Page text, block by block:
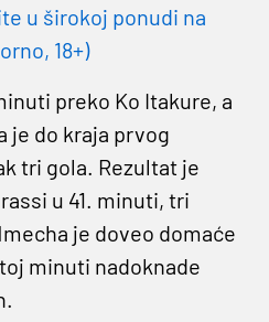
u širokoj ponudi na
18+)
preko Ko Itakure, a
je do kraja prvog
tri gola. Rezultat je
u 41. minuti, tri
je doveo domaće
minuti nadoknade